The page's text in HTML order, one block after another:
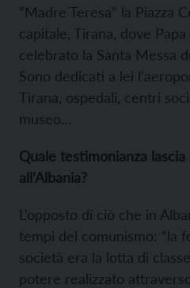
“Madre Teresa” la Piazza
capitale, Tirana, dove
celebrato la Santa Messa
Sono dedicati a lei
Tirana, ospedali, centri
museo…
Quale testimonianza
all’Albania?
L’opposto di ciò che in
tempi del comunismo: “la
società era la lotta di
potere realizzato